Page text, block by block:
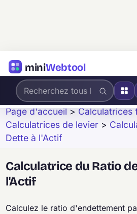
miniWebtool
Page d'accueil>Calculatrices
Calculatrices de levier >
Dette à l'Actif
Calculatrice du Ratio
l'Actif
Calculez le ratio d'endettement